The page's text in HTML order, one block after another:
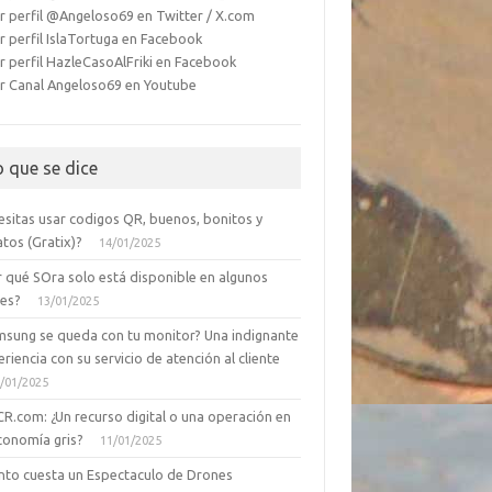
perfil @Angeloso69 en Twitter / X.com
perfil IslaTortuga en Facebook
perfil HazleCasoAlFriki en Facebook
Canal Angeloso69 en Youtube
que se dice
usar codigos QR, buenos, bonitos y
(Gratix)?
14/01/2025
qué SOra solo está disponible en algunos
13/01/2025
se queda con tu monitor? Una indignante
con su servicio de atención al cliente
01/2025
¿Un recurso digital o una operación en
gris?
11/01/2025
cuesta un Espectaculo de Drones